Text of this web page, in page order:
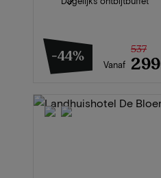
-44% Vanaf
537
299